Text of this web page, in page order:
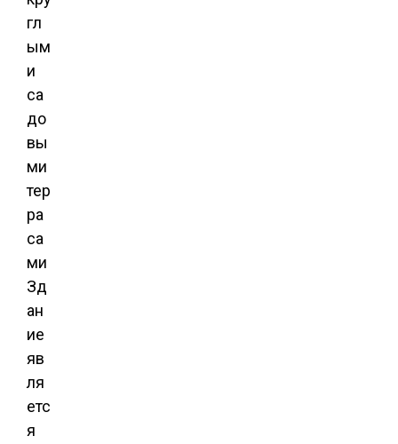
гл
ым
и
са
до
вы
ми
тер
ра
са
ми
Зд
ан
ие
яв
ля
етс
я